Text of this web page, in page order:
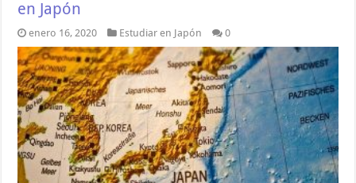
en Japón
enero 16, 2020 Estudiar en Japón 0